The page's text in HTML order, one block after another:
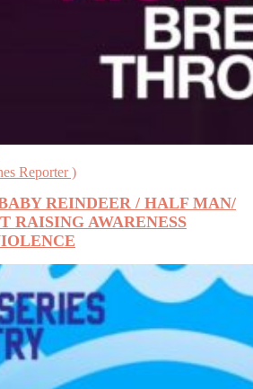
Reporter )
REINDEER / HALF MAN/
RAISING AWARENESS